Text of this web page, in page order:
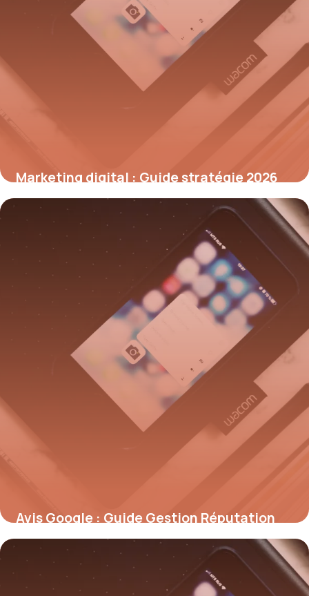
Marketing digital : Guide stratégie 2026
7 juillet 2026
Avis Google : Guide Gestion Réputation
2026
6 juillet 2026